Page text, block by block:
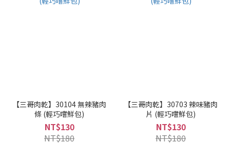
【三哥肉乾】30104 無辣豬肉
條 (輕巧嚐鮮包)
NT$130
NT$180
【三哥肉乾】30703 辣味豬肉
片 (輕巧嚐鮮包)
NT$130
NT$180